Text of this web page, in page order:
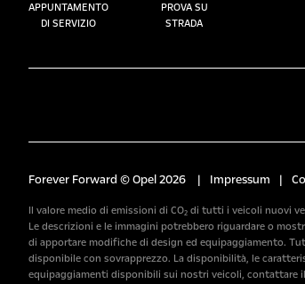
APPUNTAMENTO
DI SERVIZIO
PROVA SU
STRADA
Forever Forward © Opel 2026 | Impressum |
Il valore medio di emissioni di CO₂ di tutti i veicoli nuovi
Le descrizioni e le immagini potrebbero riguardare o
di apportare modifiche di design ed equipaggiamento.
disponibile con sovrapprezzo. La disponibilità, le
equipaggiamenti disponibili sui nostri veicoli, contattare